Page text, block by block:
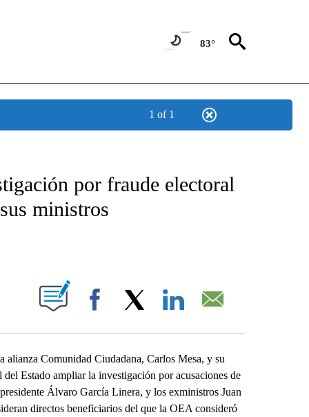
83°
1 of 1
NEW PAGES ON "NOTICIAS".
por fraude electoral
ministros
ON "".
Facebook
Comunidad Ciudadana, Carlos Mesa, y su
Estado ampliar la investigación por acusaciones de
Álvaro García Linera, y los exministros Juan
directos beneficiarios del que la OEA consideró